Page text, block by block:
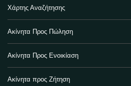
Χάρτης Αναζήτησης
Ακίνητα Προς Πώληση
Ακίνητα Προς Ενοικίαση
Ακίνητα προς Ζήτηση